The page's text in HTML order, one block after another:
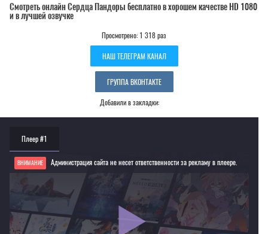
Смотреть онлайн Сердца Пандоры бесплатно в хорошем качестве HD 1080
и в лучшей озвучке
Просмотрено: 1 318 раз
НАШ ТЕЛЕГРАМ КАНАЛ
ГРУППА ВКОНТАКТЕ
Добавили в закладки:
Плеер #1
ВНИМАНИЕ Администрация сайта не несет ответственности за рекламу в плеере.
Если видео не работает, обновите страницу или выберите другой плеер!
Для просмотра некоторых аниме необходимо установить VPN
Текущее воспроизведение：Сердца Пандоры